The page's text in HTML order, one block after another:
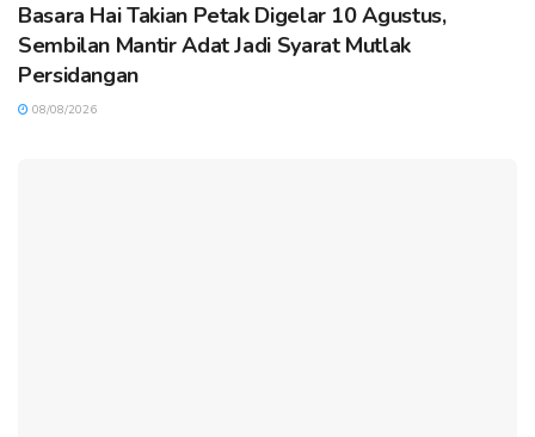
Basara Hai Takian Petak Digelar 10 Agustus,
Sembilan Mantir Adat Jadi Syarat Mutlak
Persidangan
08/08/2026